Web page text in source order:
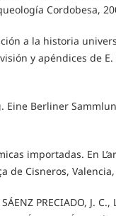
Cordobesa,
a la historia
y apéndices de E.
Eine Berliner
importadas. En
de Cisneros,
PRECIADO, J.